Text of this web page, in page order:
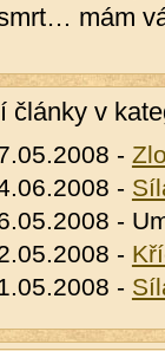
mám
články v
-
-
-
-
-